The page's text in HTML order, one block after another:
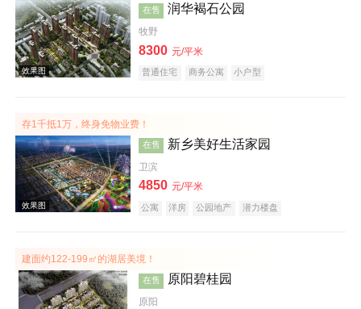
效果图
在售 润华褐石公园
牧野
8300 元/平米
普通住宅 商务公寓 小户型
存1千抵1万，终身免物业费！
在售 新乡美好生活家园
卫滨
4850 元/平米
公寓 洋房 公园地产
潜力楼盘
建面约122-199㎡的湖居美境！
在售 原阳碧桂园
原阳